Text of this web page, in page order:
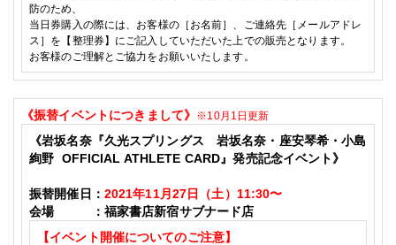
防のため、
当日券購入の際には、お客様の［お名前］、ご連絡先［メールアドレ
ス］を【整理券】にご記入していただいた上での販売となります。
お客様のご理解とご協力をお願いいたします。
《振替イベントにつきまして》 ※10月1 日更新
《岩坂名奈『久光スプリングス 岩坂名奈・座安琴希・小島
絢野 OFFICIAL ATHLETE CARD』発売記念イベント》
振替開催日： 2021年11月27日（土）11:30〜
会場 ：福家書店新宿サブナード店
【イベント開催についてのご注意】